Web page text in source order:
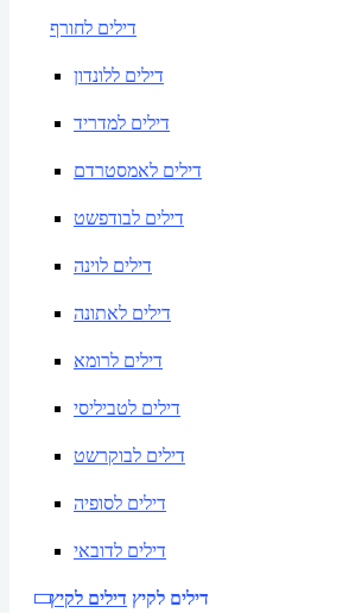
דילים לחורף
דילים ללונדון
דילים למדריד
דילים לאמסטרדם
דילים לבודפשט
דילים לוינה
דילים לאתונה
דילים לרומא
דילים לטביליסי
דילים לבוקרשט
דילים לסופיה
דילים לדובאי
דילים לקיץ דילים לקיץ